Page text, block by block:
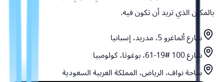
بالمكان الذي تريد أن تكون فيه.
شارع ألماغرو 5، مدريد، إسبانيا
شارع 100 #19-61، بوغوتا، كولومبيا
ساحة نواف، الرياض، المملكة العربية السعودية